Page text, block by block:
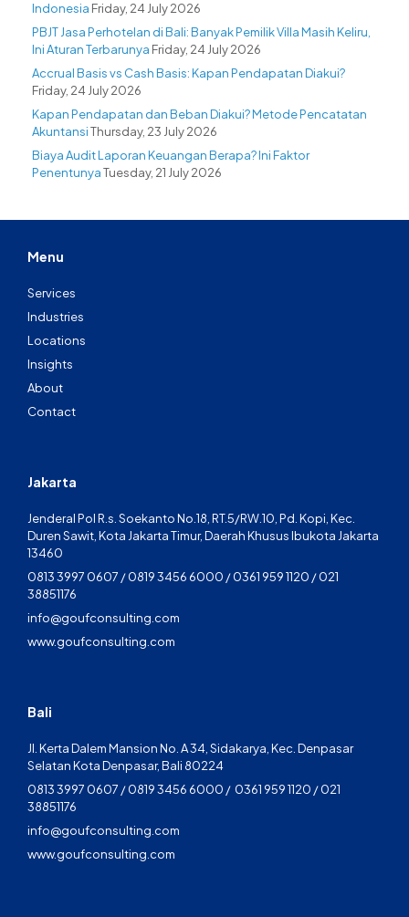
Indonesia Friday, 24 July 2026
PBJT Jasa Perhotelan di Bali: Banyak Pemilik Villa Masih Keliru,
Ini Aturan Terbarunya Friday, 24 July 2026
Accrual Basis vs Cash Basis: Kapan Pendapatan Diakui?
Friday, 24 July 2026
Kapan Pendapatan dan Beban Diakui? Metode Pencatatan
AkuntansiThursday, 23 July 2026
Biaya Audit Laporan Keuangan Berapa? Ini Faktor
PenentunyaTuesday, 21 July 2026
Menu
Services
Industries
Locations
Insights
About
Contact
Jakarta
Jenderal Pol R.s. Soekanto No.18, RT.5/RW.10, Pd. Kopi, Kec.
Duren Sawit, Kota Jakarta Timur, Daerah Khusus Ibukota Jakarta
13460
0813 3997 0607 / 0819 3456 6000 / 0361 959 1120 / 021
38851176
info@goufconsulting.com
www.goufconsulting.com
Bali
Jl. Kerta Dalem Mansion No. A 34, Sidakarya, Kec. Denpasar
Selatan Kota Denpasar, Bali 80224
0813 3997 0607 / 0819 3456 6000 / 0361 959 1120 / 021
38851176
info@goufconsulting.com
www.goufconsulting.com